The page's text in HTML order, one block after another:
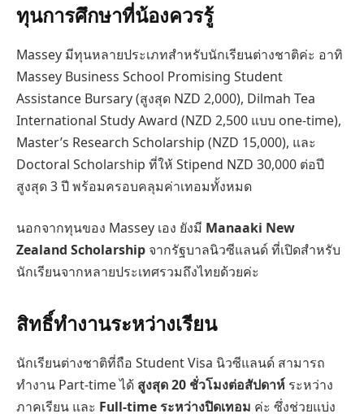
ทุนการศึกษาที่น้องควรรู้
Massey มีทุนหลายประเภทสำหรับนักเรียนต่างชาติค่ะ อาทิ
Massey Business School Promising Student
Assistance Bursary (สูงสุด NZD 2,000), Dilmah Tea
International Study Award (NZD 2,500 แบบ one-time),
Master’s Research Scholarship (NZD 15,000), และ
Doctoral Scholarship ที่ให้ Stipend NZD 30,000 ต่อปี
สูงสุด 3 ปี พร้อมครอบคลุมค่าเทอมทั้งหมด
นอกจากทุนของ Massey เอง ยังมี Manaaki New
Zealand Scholarship จากรัฐบาลนิวซีแลนด์ ที่เปิดสำหรับ
นักเรียนจากหลายประเทศรวมถึงไทยด้วยค่ะ
สิทธิ์ทำงานระหว่างเรียน
นักเรียนต่างชาติที่ถือ Student Visa นิวซีแลนด์ สามารถ
ทำงาน Part-time ได้ สูงสุด 20 ชั่วโมงต่อสัปดาห์ ระหว่าง
ภาคเรียน และ Full-time ระหว่างปิดเทอม ค่ะ ซึ่งช่วยแบ่ง